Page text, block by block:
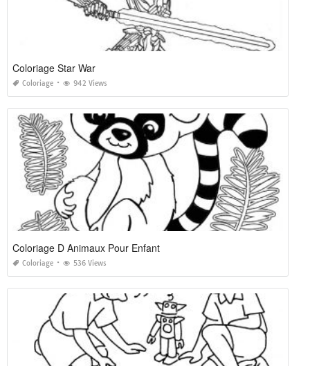
Coloriage Star War
Coloriage 942 Views
Coloriage D Animaux Pour Enfant
Coloriage 536 Views